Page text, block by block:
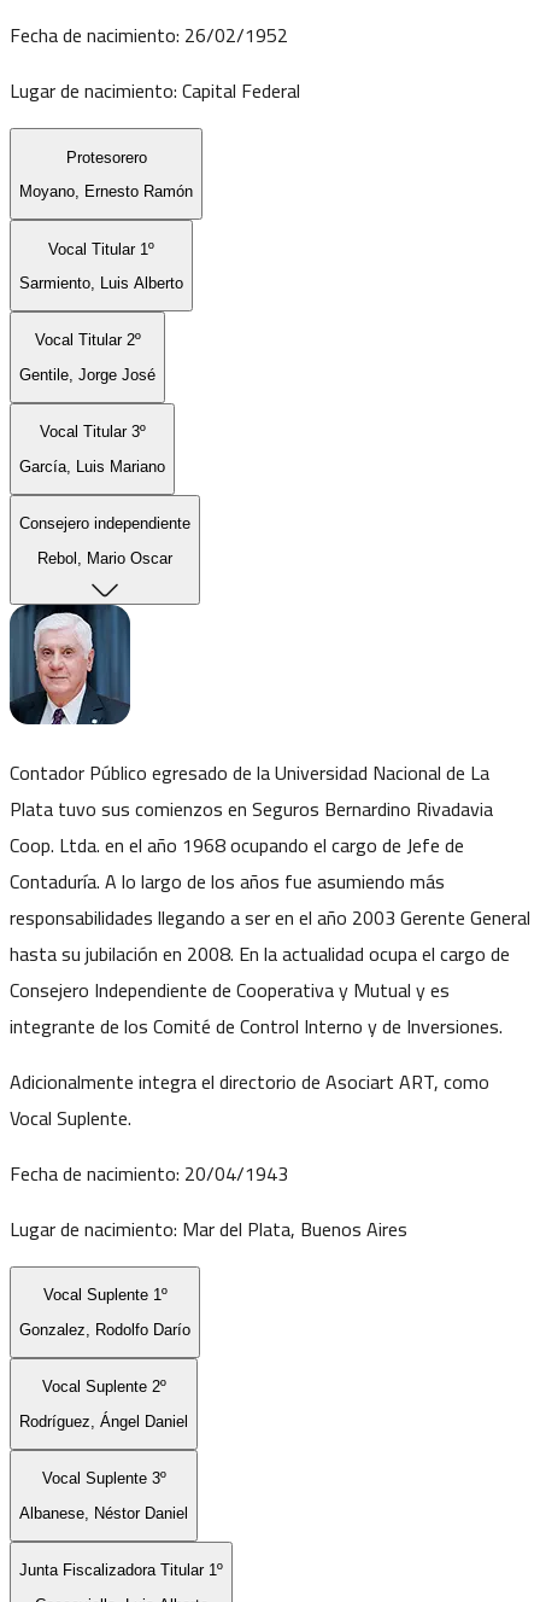
Fecha de nacimiento: 26/02/1952
Lugar de nacimiento:Capital Federal
Protesorero
Moyano, Ernesto Ramón
Vocal Titular 1º
Sarmiento, Luis Alberto
Vocal Titular 2º
Gentile, Jorge José
Vocal Titular 3º
García, Luis Mariano
Consejero independiente
Rebol, Mario Oscar
Contador Público egresado de la Universidad Nacional de La
Plata tuvo sus comienzos en Seguros Bernardino Rivadavia
Coop. Ltda. en el año 1968 ocupando el cargo de Jefe de
Contaduría. A lo largo de los años fue asumiendo más
responsabilidades llegando a ser en el año 2003 Gerente General
hasta su jubilación en 2008. En la actualidad ocupa el cargo de
Consejero Independiente de Cooperativa y Mutual y es
integrante de los Comité de Control Interno y de Inversiones.
Adicionalmente integra el directorio de Asociart ART, como
Vocal Suplente.
Fecha de nacimiento: 20/04/1943
Lugar de nacimiento: Mar del Plata, Buenos Aires
Vocal Suplente 1º
Gonzalez, Rodolfo Darío
Vocal Suplente 2º
Rodríguez, Ángel Daniel
Vocal Suplente 3º
Albanese, Néstor Daniel
Junta Fiscalizadora Titular 1º